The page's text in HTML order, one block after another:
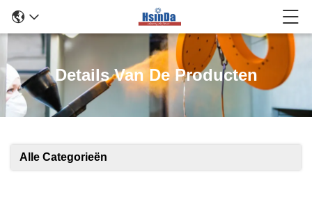
Details Van De Producten
Alle Categorieën